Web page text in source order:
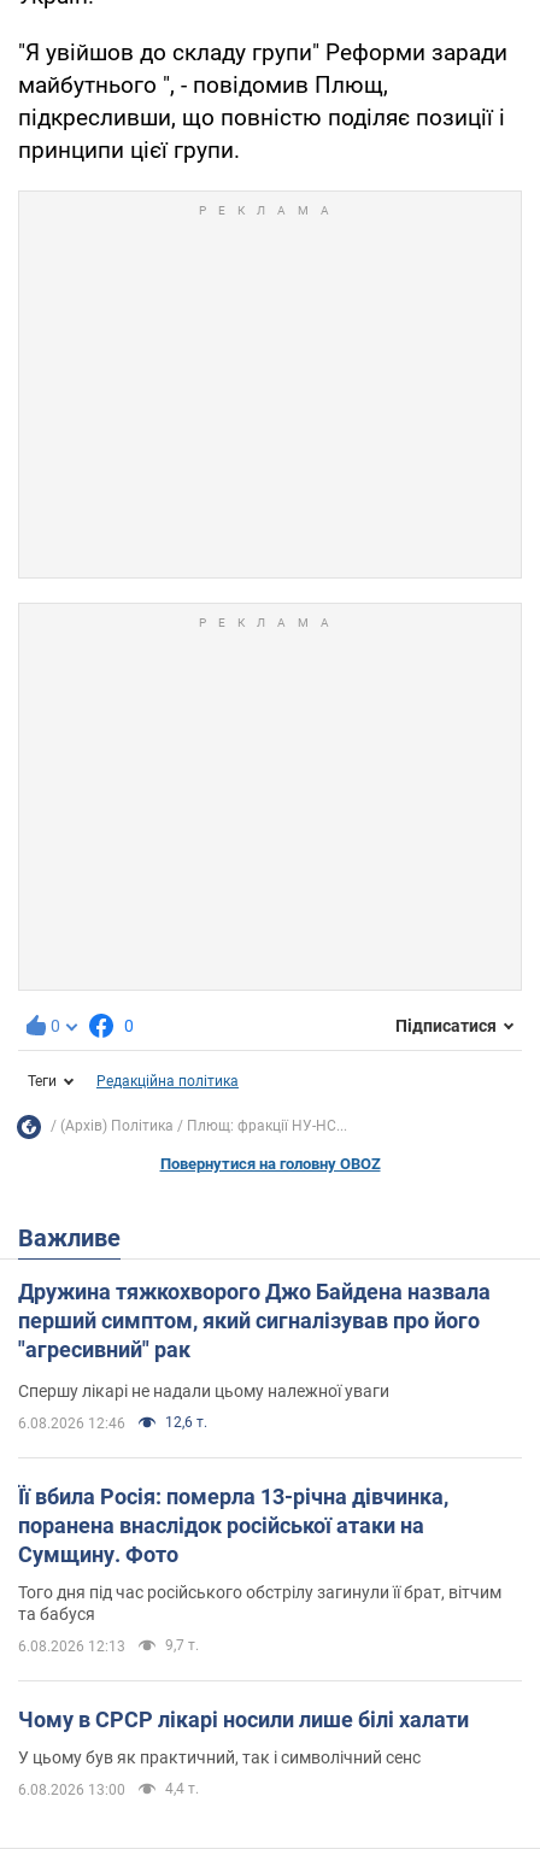
"Я увійшов до складу групи" Реформи заради
майбутнього ", - повідомив Плющ,
підкресливши, що повністю поділяє позиції і
принципи цієї групи.
0 0 Підписатися
Теги Редакційна політика
(Архів) Політика Плющ: фракції НУ-НС...
Повернутися на головну OBOZ
Важливе
Дружина тяжкохворого Джо Байдена назвала
перший симптом, який сигналізував про його
"агресивний" рак
Спершу лікарі не надали цьому належної уваги
6.08.2026 12:46 12,6 т.
Її вбила Росія: померла 13-річна дівчинка,
поранена внаслідок російської атаки на
Сумщину. Фото
Того дня під час російського обстрілу загинули її брат, вітчим
та бабуся
6.08.2026 12:13 9,7 т.
Чому в СРСР лікарі носили лише білі халати
У цьому був як практичний, так і символічний сенс
6.08.2026 13:00 4,4 т.